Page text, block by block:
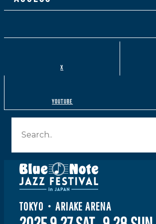
X
youtube
TOKYO・ARIAKE ARENA